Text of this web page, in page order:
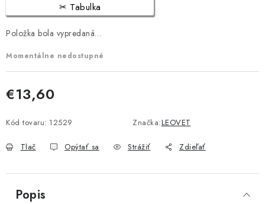
Tabulka
Položka bola vypredaná…
Momentálne nedostupné
€13,60
Kód tovaru: 12529 Značka:LEOVET
Tlač Opýtať sa Strážiť Zdieľať
Popis